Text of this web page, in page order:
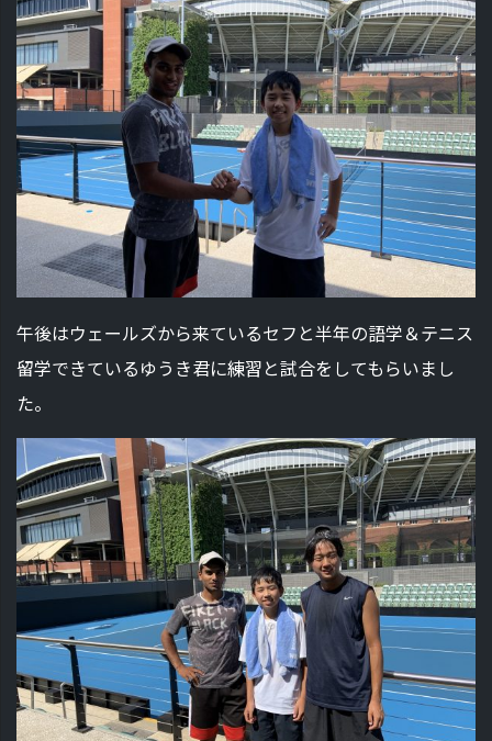
午後はウェールズから来ているセフと半年の語学＆テニス
留学できているゆうき君に練習と試合をしてもらいまし
た。